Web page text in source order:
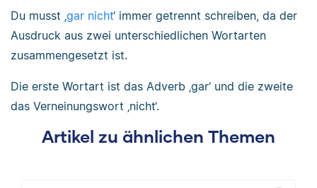
Du musst ‚gar nicht‘ immer getrennt schreiben, da der
Ausdruck aus zwei unterschiedlichen Wortarten
zusammengesetzt ist.
Die erste Wortart ist das Adverb ‚gar‘ und die zweite
das Verneinungswort ‚nicht‘.
Artikel zu ähnlichen Themen